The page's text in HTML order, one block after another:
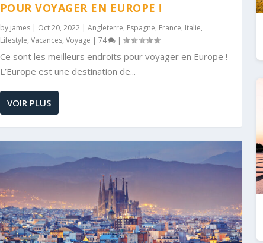
POUR VOYAGER EN EUROPE !
by james| Oct 20, 2022| Angleterre, Espagne, France, Italie,
Lifestyle, Vacances, Voyage | 74 |
Ce sont les meilleurs endroits pour voyager en Europe !
L’Europe est une destination de...
VOIR PLUS